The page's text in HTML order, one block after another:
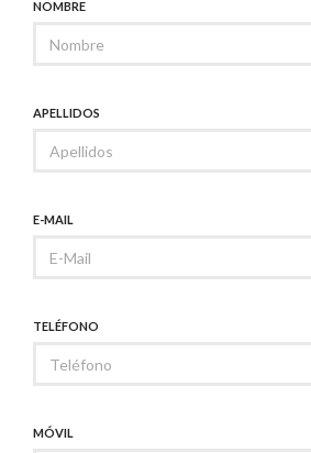
NOMBRE
APELLIDOS
E-MAIL
TELÉFONO
MÓVIL